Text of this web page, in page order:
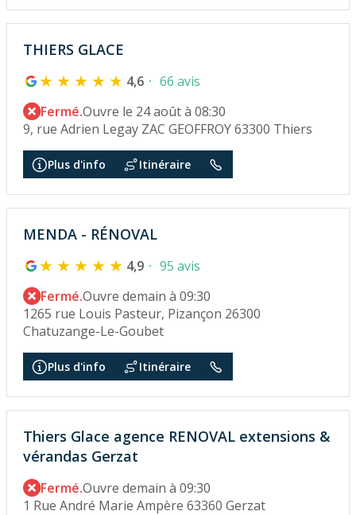
THIERS GLACE
4,6
66 avis
Fermé.Ouvre le 24 août à 08:30
9, rue Adrien Legay ZAC GEOFFROY 63300 Thiers
Plus d'info Itinéraire
MENDA - RÉNOVAL
4,9
95 avis
Fermé.Ouvre demain à 09:30
1265 rue Louis Pasteur, Pizançon 26300
Chatuzange-Le-Goubet
Plus d'info Itinéraire
Thiers Glace agence RENOVAL extensions &
vérandas Gerzat
Fermé.Ouvre demain à 09:30
1 Rue André Marie Ampère 63360 Gerzat